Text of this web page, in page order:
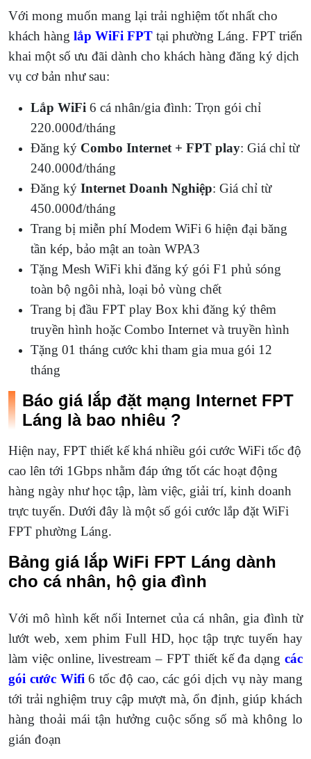
Với mong muốn mang lại trải nghiệm tốt nhất cho
khách hàng lắp WiFi FPT tại phường Láng. FPT triển
khai một số ưu đãi dành cho khách hàng đăng ký dịch
vụ cơ bản như sau:
Lắp WiFi 6 cá nhân/gia đình: Trọn gói chỉ
220.000đ/tháng
Đăng ký Combo Internet + FPT play: Giá chỉ từ
240.000đ/tháng
Đăng ký Internet Doanh Nghiệp: Giá chỉ từ
450.000đ/tháng
Trang bị miễn phí Modem WiFi 6 hiện đại băng
tần kép, bảo mật an toàn WPA3
Tặng Mesh WiFi khi đăng ký gói F1 phủ sóng
toàn bộ ngôi nhà, loại bỏ vùng chết
Trang bị đầu FPT play Box khi đăng ký thêm
truyền hình hoặc Combo Internet và truyền hình
Tặng 01 tháng cước khi tham gia mua gói 12
tháng
Báo giá lắp đặt mạng Internet FPT
Láng là bao nhiêu ?
Hiện nay, FPT thiết kế khá nhiều gói cước WiFi tốc độ
cao lên tới 1Gbps nhằm đáp ứng tốt các hoạt động
hàng ngày như học tập, làm việc, giải trí, kinh doanh
trực tuyến. Dưới đây là một số gói cước lắp đặt WiFi
FPT phường Láng.
Bảng giá lắp WiFi FPT Láng dành
cho cá nhân, hộ gia đình
Với mô hình kết nối Internet của cá nhân, gia đình từ
lướt web, xem phim Full HD, học tập trực tuyến hay
làm việc online, livestream – FPT thiết kế đa dạng các
gói cước Wifi6 tốc độ cao, các gói dịch vụ này mang
tới trải nghiệm truy cập mượt mà, ổn định, giúp khách
hàng thoải mái tận hưởng cuộc sống số mà không lo
gián đoạn